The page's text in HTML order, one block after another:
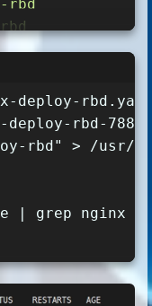
rbd
rbd
deploy-rbd.yaml
rbd-
rbd" > /usr/
| grep nginx
deploy-rbd.yaml